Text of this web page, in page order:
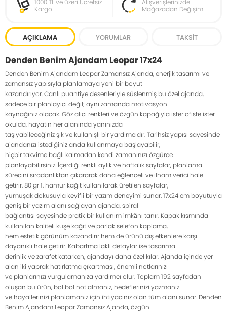
1000 TL ve üzeri Ücretsiz
Kargo
Alışverişlerinizde
Mağazadan Değişim
AÇIKLAMA YORUMLAR TAKSIT
Denden Benim Ajandam Leopar 17x24
Denden Benim Ajandam Leopar Zamansız Ajanda, enerjik tasarımı ve
zamansız yapısıyla planlamaya yeni bir boyut
kazandırıyor. Canlı puantiye desenleriyle süslenmiş bu özel ajanda,
sadece bir planlayıcı değil; aynı zamanda motivasyon
kaynağınız olacak. Göz alıcı renkleri ve özgün kapağıyla ister ofiste ister
okulda, hayatın her alanında yanınızda
taşıyabileceğiniz şık ve kullanışlı bir yardımcıdır. Tarihsiz yapısı sayesinde
ajandanızı istediğiniz anda kullanmaya başlayabilir,
hiçbir takvime bağlı kalmadan kendi zamanınızı özgürce
planlayabilirsiniz. İçerdiği renkli aylık ve haftalık sayfalar, planlama
sürecini sıradanlıktan çıkararak daha eğlenceli ve ilham verici hale
getirir. 80 gr 1. hamur kağıt kullanılarak üretilen sayfalar,
yumuşak dokusuyla keyifli bir yazım deneyimi sunar. 17x24 cm boyutuyla
geniş bir yazım alanı sağlayan ajanda, spiral
bağlantısı sayesinde pratik bir kullanım imkânı tanır. Kapak kısmında
kullanılan kaliteli kuşe kağıt ve parlak selefon kaplama,
hem estetik görünüm kazandırır hem de ürünü dış etkenlere karşı
dayanıklı hale getirir. Kabartma laklı detaylar ise tasarıma
derinlik ve zarafet katarken, ajandayı daha özel kılar. Ajanda içinde yer
alan iki yaprak hatırlatma çıkartması, önemli notlarınızı
ve planlarınızı vurgulamanıza yardımcı olur. Toplam 192 sayfadan
oluşan bu ürün, bol bol not almanız, hedeflerinizi yazmanız
ve hayallerinizi planlamanız için ihtiyacınız olan tüm alanı sunar. Denden
Benim Ajandam Leopar Zamansız Ajanda, özgün